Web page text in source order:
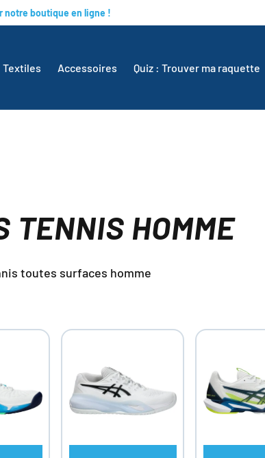
notre boutique en ligne !
Textiles Accessoires Quiz : Trouver ma raquette
TENNIS HOMME
toutes surfaces homme
CHOISIR
LES
OPTIONS